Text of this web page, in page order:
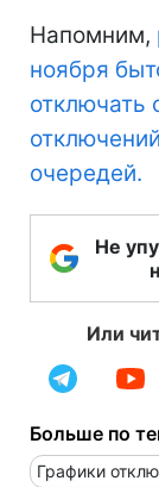
Напомним,
ноября
отключать
очередей.
Не
Или
Больше по
Графики